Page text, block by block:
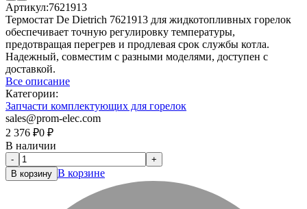
Артикул:7621913
Термостат De Dietrich 7621913 для жидкотопливных горелок
обеспечивает точную регулировку температуры,
предотвращая перегрев и продлевая срок службы котла.
Надежный, совместим с разными моделями, доступен с
доставкой.
Все описание
Категории:
Запчасти комплектующих для горелок
sales@prom-elec.com
2 376 ₽0 ₽
В наличии
-
+
В корзину В корзине